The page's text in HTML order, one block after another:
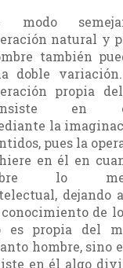
modo
natural y
también
doble
propia
en
la
pues la
en él en
lo
dejando
de
es propia del
hombre, sino
en él algo